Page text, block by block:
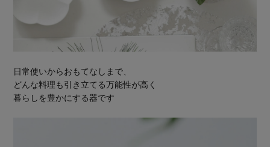
日常使いからおもてなしまで、
どんな料理も引き立てる万能性が高く
暮らしを豊かにする器です